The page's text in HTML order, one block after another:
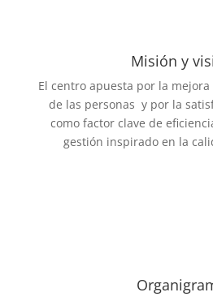
Misión y
El centro apuesta por la
de las personas y por la
como factor clave de
gestión inspirado en la